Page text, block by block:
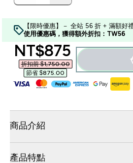
【限時優惠】－ 全站 56 折 + 滿額好
使用優惠碼，獲得額外折扣：TW56
discounted
NT$875‎
折扣前 $1,750.00‎
節省 $875.00‎
商品介紹
產品特點